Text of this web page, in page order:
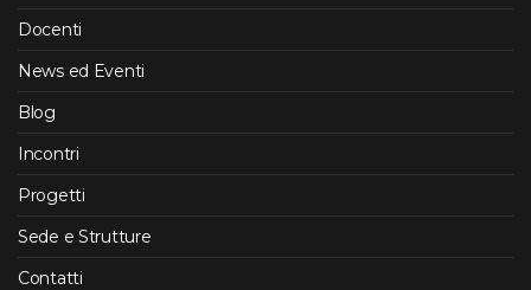
Docenti
News ed Eventi
Blog
Incontri
Progetti
Sede e Strutture
Contatti